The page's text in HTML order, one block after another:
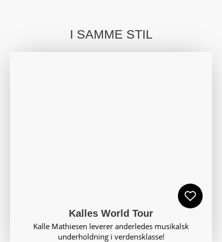
I SAMME STIL
Kalles World Tour
Kalle Mathiesen leverer anderledes musikalsk
underholdning i verdensklasse!